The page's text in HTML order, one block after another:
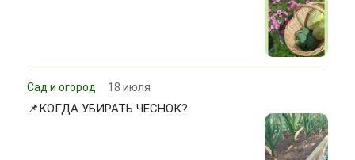
Сад и огород 18 июля
📌КОГДА УБИРАТЬ ЧЕСНОК?